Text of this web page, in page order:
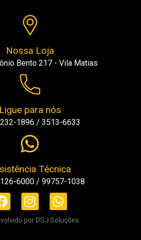
Nossa Loja
Bento 217 - Vila Matias
Ligue para nós
1896 / 3513-6633
Técnica
6000 / 99757-1038
por DSJ Soluções